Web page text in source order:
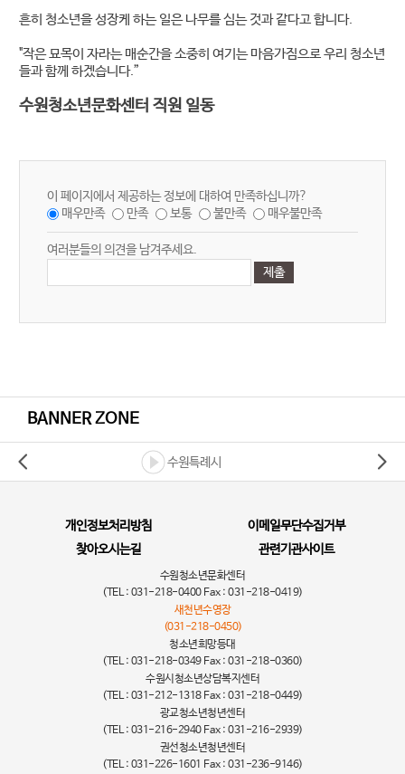
흔히 청소년을 성장케 하는 일은 나무를 심는 것과 같다고 합니다.
"작은 묘목이 자라는 매순간을 소중히 여기는 마음가짐으로 우리 청소년
들과 함께 하겠습니다.”
수원청소년문화센터 직원 일동
이 페이지에서 제공하는 정보에 대하여 만족하십니까?
매우만족
만족 보통 불만족 매우불만족
여러분들의 의견을 남겨주세요.
BANNER ZONE
수원특례시
개인정보처리방침
이메일무단수집거부
찾아오시는길
관련기관사이트
수원청소년문화센터
(TEL : 031-218-0400 Fax : 031-218-0419)
새천년수영장
(031-218-0450)
청소년희망등대
(TEL : 031-218-0349 Fax : 031-218-0360)
수원시청소년상담복지센터
(TEL : 031-212-1318 Fax : 031-218-0449)
광교청소년청년센터
(TEL : 031-216-2940 Fax : 031-216-2939)
권선청소년청년센터
(TEL : 031-226-1601 Fax : 031-236-9146)